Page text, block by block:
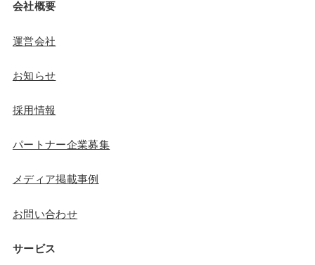
会社概要
運営会社
お知らせ
採用情報
パートナー企業募集
メディア掲載事例
お問い合わせ
サービス